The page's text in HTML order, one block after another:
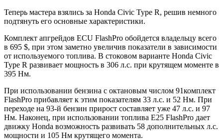
Теперь мастера взялись за Honda Civic Type R, решив немного
подтянуть его основные характеристики.
Комплект апгрейдов ECU FlashPro обойдется владельцу всего
в 695 $, при этом заметно увеличив показатели в зависимости
от используемого топлива. В стоковом варианте Honda Civic
Type R развивает мощность в 306 л.с. при крутящем моменте в
395 Нм.
При использовании бензина с октановым числом 91комплект
FlashPro прибавляет к этим показателям 33 л.с. и 52 Нм. При
переходе на 93-й бензин прирост составляет уже 47 л.с. и 97
Нм. Наконец, при использовании топлива E25 FlashPro дает
движку Honda возможность развивать 58 дополнительных л.с.
мощности и 105 Нм крутящего момента.